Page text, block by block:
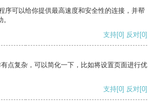
序可以给你提供最高速度和安全性的连接，并帮
支持[0] 反对[0]
点复杂，可以简化一下，比如将设置页面进行优
支持[0] 反对[0]